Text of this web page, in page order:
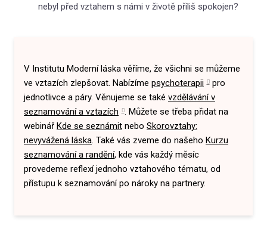
nebyl před vztahem s námi v životě příliš spokojen?
V Institutu Moderní láska věříme, že všichni se můžeme
ve vztazích zlepšovat. Nabízíme psychoterapii pro
jednotlivce a páry. Věnujeme se také vzdělávání v
seznamování a vztazích . Můžete se třeba přidat na
webinář Kde se seznámit nebo Skorovztahy:
nevyvážená láska. Také vás zveme do našeho Kurzu
seznamování a randění, kde vás každý měsíc
provedeme reflexí jednoho vztahového tématu, od
přístupu k seznamování po nároky na partnery.